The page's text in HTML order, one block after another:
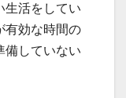
生活をしてい
有効な時間の
備していない